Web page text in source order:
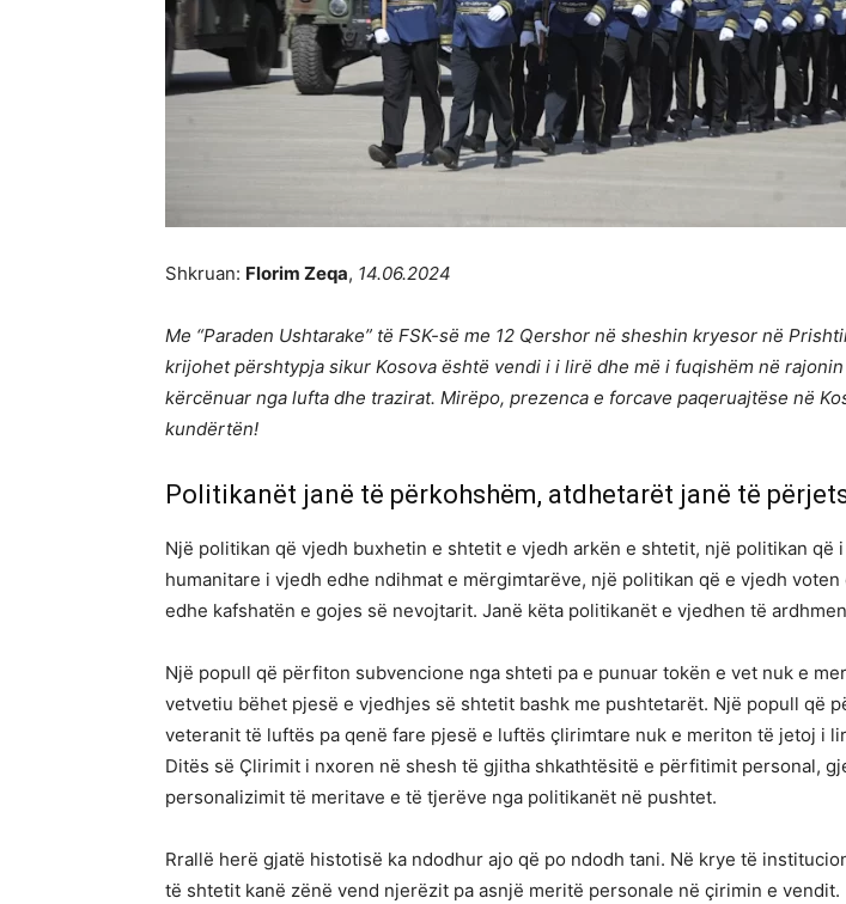
Shkruan: Florim Zeqa, 14.06.2024
Me “Paraden Ushtarake” të FSK-së me 12 Qershor në sheshin kryesor në
krijohet përshtypja sikur Kosova është vendi i i lirë dhe më i fuqishëm në
kërcënuar nga lufta dhe trazirat. Mirëpo, prezenca e forcave paqeruajtëse në
kundërtën!
Politikanët janë të përkohshëm, atdhetarët janë të
Një politikan që vjedh buxhetin e shtetit e vjedh arkën e shtetit, një politikan që
humanitare i vjedh edhe ndihmat e mërgimtarëve, një politikan që e vjedh
edhe kafshatën e gojes së nevojtarit. Janë këta politikanët e vjedhen të
Një popull që përfiton subvencione nga shteti pa e punuar tokën e vet nuk e
vetvetiu bëhet pjesë e vjedhjes së shtetit bashk me pushtetarët. Një popull që
veteranit të luftës pa qenë fare pjesë e luftës çlirimtare nuk e meriton të jetoj i
Ditës së Çlirimit i nxoren në shesh të gjitha shkathtësitë e përfitimit personal,
personalizimit të meritave e të tjerëve nga politikanët në pushtet.
Rrallë herë gjatë histotisë ka ndodhur ajo që po ndodh tani. Në krye të
të shtetit kanë zënë vend njerëzit pa asnjë meritë personale në çirimin e vendit.